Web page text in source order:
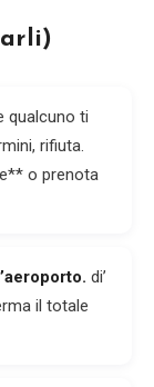
qualcuno ti
rifiuta.
o prenota
. di’
il totale